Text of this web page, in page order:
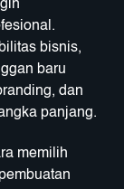
bisnis,
baru
dan
panjang.
memilih